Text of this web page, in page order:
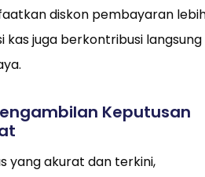
diskon pembayaran
kas juga berkontribusi langsung
Keputusan
yang akurat dan terkini,